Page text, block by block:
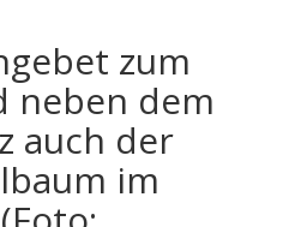
zum
neben dem
auch der
im